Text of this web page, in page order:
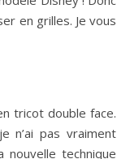
en grilles. Je vous
tricot double face.
n’ai pas vraiment
technique